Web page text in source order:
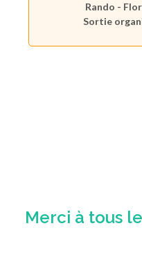
Rando -
Sortie
Merci à tous